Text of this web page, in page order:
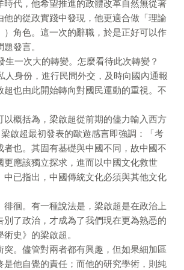
代，他希望推進的政體改革自然無從著
的從政實踐中發現，他更適合做「理論
角色。這一次的辭職，於是正好可以作
發言。
一次大的轉變。怎麼看待此次轉變？
身份，進行民間外交，及時向國內通報
也由此開始轉向對國民運動的重視。不
概括為，梁啟超從前期的儘力輸入西方
啟超最初發表的歐遊感言即強調：「考
也。其固有基礎與中國不同，故中國不
應該獨立探求，進而以中國文化救世
已指出，中國傳統文化必須與其他文化
徊。有一種說法是，梁啟超是在政治上
了政治，才成為了我們現在更為熟悉的
史》的梁啟超。
。儘管對兩者都有興趣，但如果細加區
他自覺的責任；而他的研究學術，則純